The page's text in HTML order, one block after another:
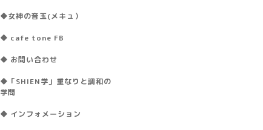
◆女神の音玉(メキュ）
◆ cafe tone FB
◆ お問い合わせ
◆「SHIEN学」重なりと調和の
学問
◆ インフォメーション